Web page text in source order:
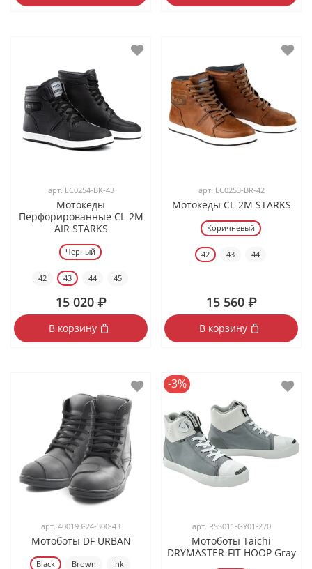
арт. LC0254-BK-43
Мотокеды
Перфорированные CL-2M
AIR STARKS
Черный
42 43 44 45
15 020 ₽
В корзину
арт. LC0253-BR-42
Мотокеды CL-2M STARKS
Коричневый
42 43 44
15 560 ₽
В корзину
арт. 400193-24-300-43
Мотоботы DF URBAN
Black Brown Ink
-3%
арт. RSS011-GY01-270
Мотоботы Taichi
DRYMASTER-FIT HOOP Gray